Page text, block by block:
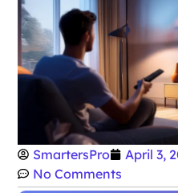
SmartersPro April 3,
No Comments